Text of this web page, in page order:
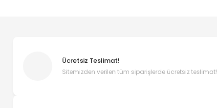
Ücretsiz Teslimat!
Sitemizden verilen tüm siparişlerde ücretsiz teslimat!